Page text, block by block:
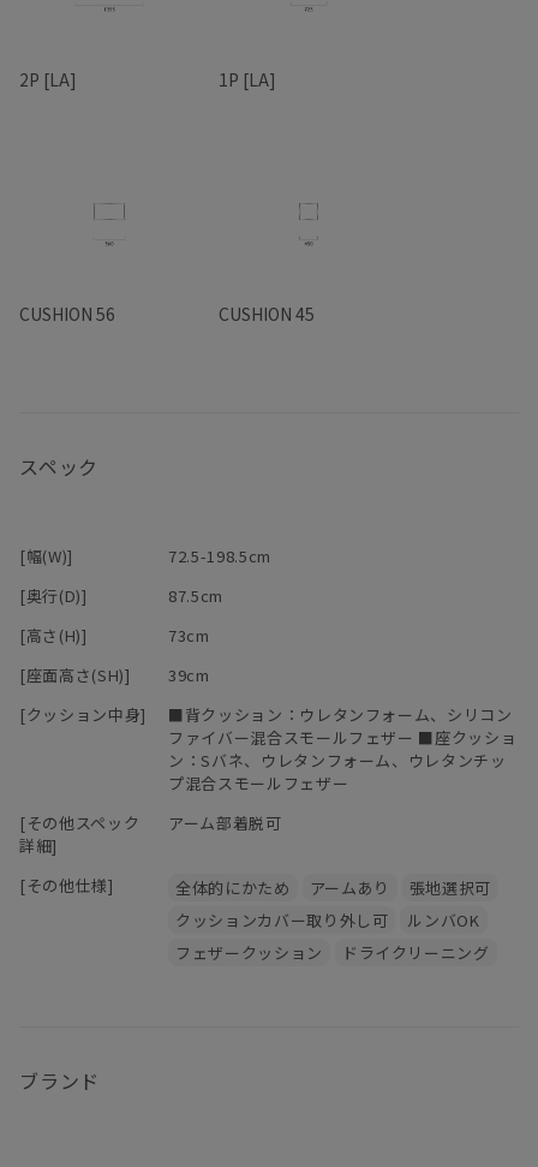
2P [LA] 1P [LA]
CUSHION 56 CUSHION 45
スペック
[幅(W)]
72.5-198.5cm
[奥行(D)]
87.5cm
[高さ(H)]
73cm
[座面高さ(SH)]
39cm
[クッション中身]
■背クッション：ウレタンフォーム、シリコン
ファイバー混合スモールフェザー ■座クッショ
ン：Sバネ、ウレタンフォーム、ウレタンチッ
プ混合スモールフェザー
[その他スペック
詳細]
アーム部着脱可
[その他仕様] 全体的にかため アームあり
張地選択可
クッションカバー取り外し可
ルンバOK
フェザークッション
ドライクリーニング
ブランド